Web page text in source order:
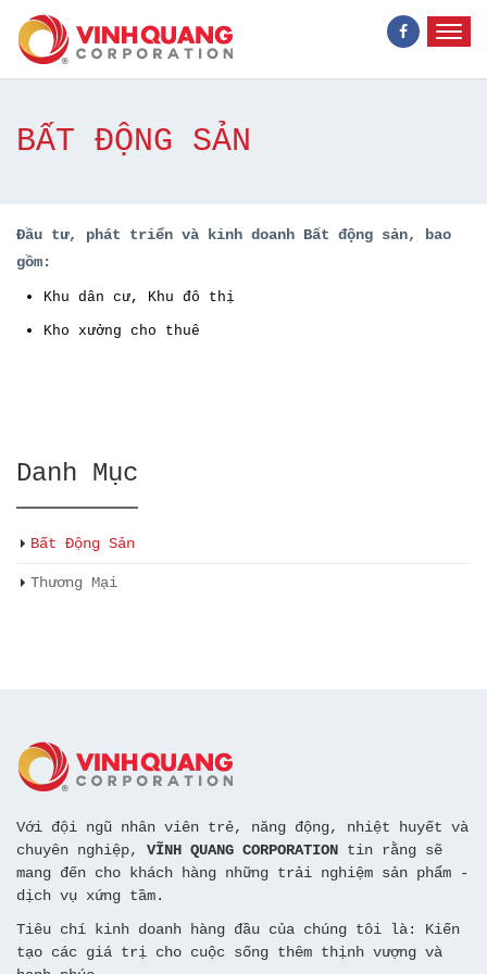
BẤT ĐỘNG SẢN
Đầu tư, phát triển và kinh doanh Bất động sản, bao
gồm:
Khu dân cư, Khu đô thị
Kho xưởng cho thuê
Danh Mục
Bất Động Sản
Thương Mại
Với đội ngũ nhân viên trẻ, năng động, nhiệt huyết và
chuyên nghiệp, VĨNH QUANG CORPORATION tin rằng sẽ
mang đến cho khách hàng những trải nghiệm sản phẩm -
dịch vụ xứng tầm.
Tiêu chí kinh doanh hàng đầu của chúng tôi là: Kiến
tạo các giá trị cho cuộc sống thêm thịnh vượng và